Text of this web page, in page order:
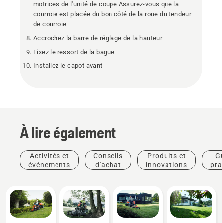
motrices de l'unité de coupe Assurez-vous que la
courroie est placée du bon côté de la roue du tendeur
de courroie
Accrochez la barre de réglage de la hauteur
Fixez le ressort de la bague
Installez le capot avant
À lire également
Activités et
événements
Conseils
d'achat
Produits et
innovations